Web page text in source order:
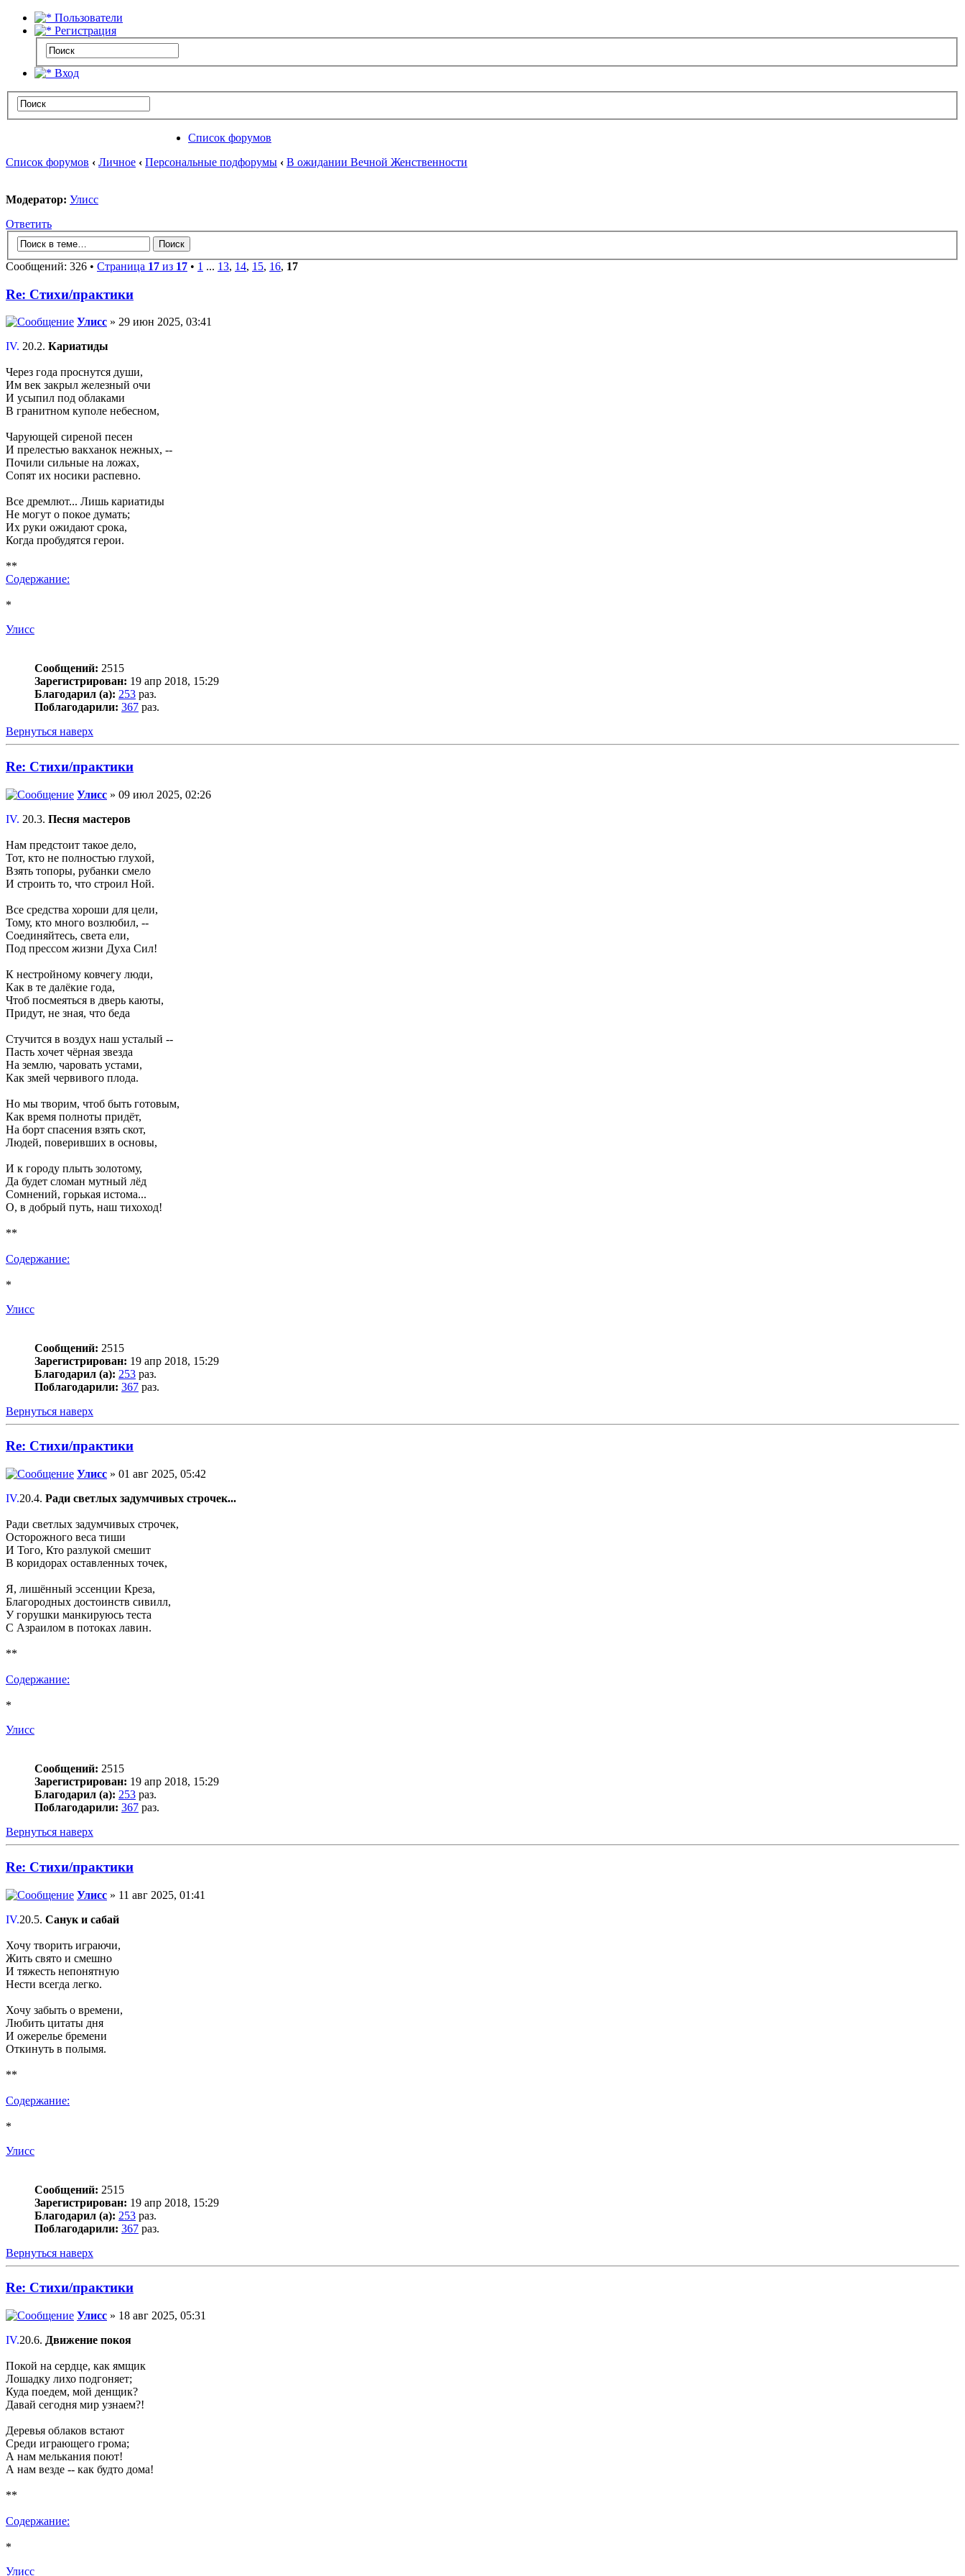
Пользователи
Регистрация
Вход
Список форумов
Список форумов ‹ Личное ‹ Персональные подфорумы ‹ В ожидании Вечной Женственности
Модератор: Улисс
Ответить
Сообщений: 326 • Страница 17 из 17 • 1 ... 13, 14, 15, 16, 17
Re: Стихи/практики
Улисс » 29 июн 2025, 03:41
IV. 20.2. Кариатиды
Через года проснутся души,
Им век закрыл железный очи
И усыпил под облаками
В гранитном куполе небесном,
Чарующей сиреной песен
И прелестью вакханок нежных, --
Почили сильные на ложах,
Сопят их носики распевно.
Все дремлют... Лишь кариатиды
Не могут о покое думать;
Их руки ожидают срока,
Когда пробудятся герои.
**
Содержание:
*
Улисс
Сообщений: 2515
Зарегистрирован: 19 апр 2018, 15:29
Благодарил (а): 253 раз.
Поблагодарили: 367 раз.
Вернуться наверх
Re: Стихи/практики
Улисс » 09 июл 2025, 02:26
IV. 20.3. Песня мастеров
Нам предстоит такое дело,
Тот, кто не полностью глухой,
Взять топоры, рубанки смело
И строить то, что строил Ной.
Все средства хороши для цели,
Тому, кто много возлюбил, --
Соединяйтесь, света ели,
Под прессом жизни Духа Сил!
К нестройному ковчегу люди,
Как в те далёкие года,
Чтоб посмеяться в дверь каюты,
Придут, не зная, что беда
Стучится в воздух наш усталый --
Пасть хочет чёрная звезда
На землю, чаровать устами,
Как змей червивого плода.
Но мы творим, чтоб быть готовым,
Как время полноты придёт,
На борт спасения взять скот,
Людей, поверивших в основы,
И к городу плыть золотому,
Да будет сломан мутный лёд
Сомнений, горькая истома...
О, в добрый путь, наш тихоход!
**
Содержание:
*
Улисс
Сообщений: 2515
Зарегистрирован: 19 апр 2018, 15:29
Благодарил (а): 253 раз.
Поблагодарили: 367 раз.
Вернуться наверх
Re: Стихи/практики
Улисс » 01 авг 2025, 05:42
IV.20.4. Ради светлых задумчивых строчек...
Ради светлых задумчивых строчек,
Осторожного веса тиши
И Того, Кто разлукой смешит
В коридорах оставленных точек,
Я, лишённый эссенции Креза,
Благородных достоинств сивилл,
У горушки манкируюсь теста
С Азраилом в потоках лавин.
**
Содержание:
*
Улисс
Сообщений: 2515
Зарегистрирован: 19 апр 2018, 15:29
Благодарил (а): 253 раз.
Поблагодарили: 367 раз.
Вернуться наверх
Re: Стихи/практики
Улисс » 11 авг 2025, 01:41
IV.20.5. Санук и сабай
Хочу творить играючи,
Жить свято и смешно
И тяжесть непонятную
Нести всегда легко.
Хочу забыть о времени,
Любить цитаты дня
И ожерелье бремени
Откинуть в полымя.
**
Содержание:
*
Улисс
Сообщений: 2515
Зарегистрирован: 19 апр 2018, 15:29
Благодарил (а): 253 раз.
Поблагодарили: 367 раз.
Вернуться наверх
Re: Стихи/практики
Улисс » 18 авг 2025, 05:31
IV.20.6. Движение покоя
Покой на сердце, как ямщик
Лошадку лихо подгоняет;
Куда поедем, мой денщик?
Давай сегодня мир узнаем?!
Деревья облаков встают
Среди играющего грома;
А нам мелькания поют!
А нам везде -- как будто дома!
**
Содержание:
*
Улисс